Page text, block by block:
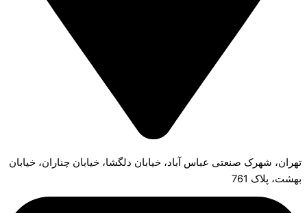
تهران، شهرک صنعتی عباس آباد، خیابان دلگشا، خیابان چناران، خیابان
بهشت، پلاک 761